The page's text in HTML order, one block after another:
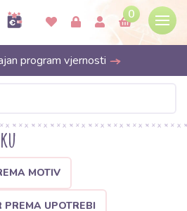
0
program vjernosti
MOTIV
PREMA UPOTREBI